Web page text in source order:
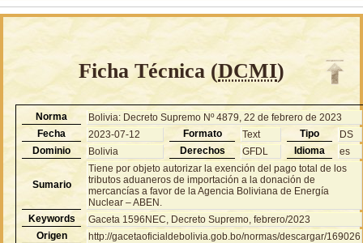
Ficha Técnica (DCMI)
Norma
Bolivia: Decreto Supremo Nº 4879, 22 de febrero de 2023
Fecha
2023-07-12 Formato Text Tipo
DS
Dominio
Bolivia Derechos GFDL Idioma es
Sumario
Tiene por objeto autorizar la exención del pago total de los
tributos aduaneros de importación a la donación de
mercancías a favor de la Agencia Boliviana de Energía
Nuclear – ABEN.
Keywords
Gaceta 1596NEC, Decreto Supremo, febrero/2023
Origen
http://gacetaoficialdebolivia.gob.bo/normas/descargar/169026